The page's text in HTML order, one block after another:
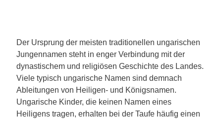
Der Ursprung der meisten traditionellen ungarischen
Jungennamen steht in enger Verbindung mit der
dynastischem und religiösen Geschichte des Landes.
Viele typisch ungarische Namen sind demnach
Ableitungen von Heiligen- und Königsnamen.
Ungarische Kinder, die keinen Namen eines
Heiligens tragen, erhalten bei der Taufe häufig einen